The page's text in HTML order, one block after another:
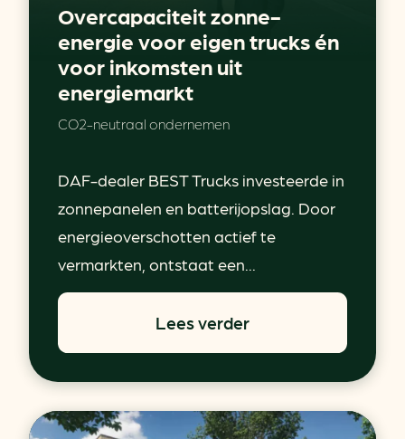
Overcapaciteit zonne-
energie voor eigen trucks én
voor inkomsten uit
energiemarkt
CO2-neutraal ondernemen
DAF-dealer BEST Trucks investeerde in
zonnepanelen en batterijopslag. Door
energieoverschotten actief te
vermarkten, ontstaat een...
Lees verder